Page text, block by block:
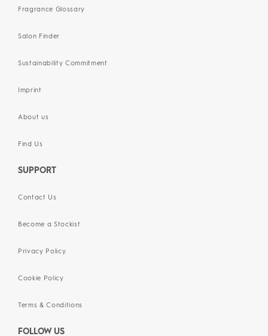
Fragrance Glossary
Salon Finder
Sustainability Commitment
Imprint
About us
Find Us
SUPPORT
Contact Us
Become a Stockist
Privacy Policy
Cookie Policy
Terms & Conditions
FOLLOW US